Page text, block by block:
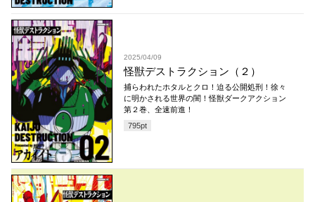
2025/04/09
怪獣デストラクション（２）
捕らわれたホタルとクロ！迫る公開処刑！徐々
に明かされる世界の闇！怪獣ダークアクション
第２巻、全速前進！
795pt